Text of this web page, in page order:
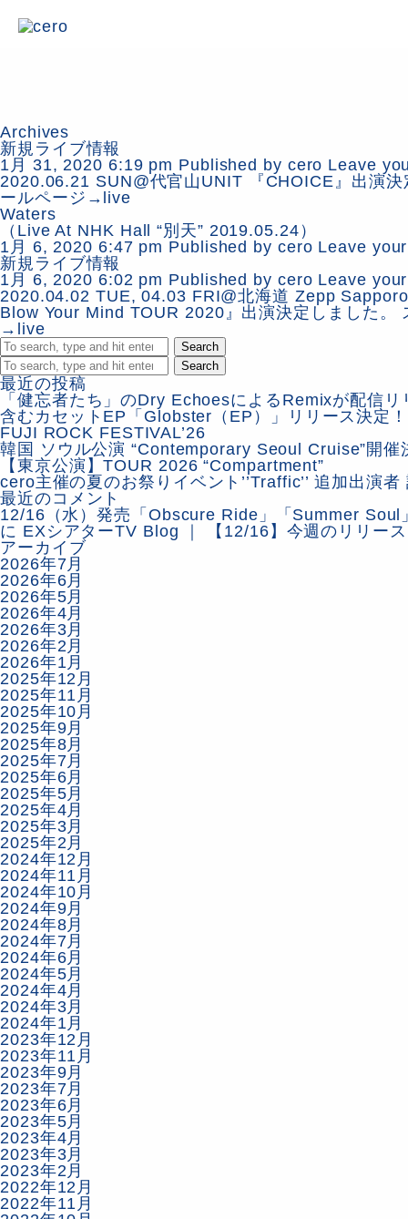
Archives
新規ライブ情報
1月 31, 2020 6:19 pm Published by cero Leave
2020.06.21 SUN@代官山UNIT 『CHOICE』出演
ールページ→live
Waters
（Live At NHK Hall “別天” 2019.05.24）
1月 6, 2020 6:47 pm Published by cero Leave
新規ライブ情報
1月 6, 2020 6:02 pm Published by cero Leave
2020.04.02 TUE, 04.03 FRI@北海道 Zepp
Blow Your Mind TOUR 2020』出演決定しました。
→live
Search
Search
最近の投稿
「健忘者たち」のDry EchoesによるRemixが配信
含むカセットEP「Globster（EP）」リリース決定！
FUJI ROCK FESTIVAL’26
韓国 ソウル公演 “Contemporary Seoul Cruise”開催
【東京公演】TOUR 2026 “Compartment”
cero主催の夏のお祭りイベント’’Traffic’’ 追加出演
最近のコメント
12/16（水）発売「Obscure Ride」「Summer Soul
に EXシアターTV Blog ｜ 【12/16】今週のリリース
アーカイブ
2026年7月
2026年6月
2026年5月
2026年4月
2026年3月
2026年2月
2026年1月
2025年12月
2025年11月
2025年10月
2025年9月
2025年8月
2025年7月
2025年6月
2025年5月
2025年4月
2025年3月
2025年2月
2024年12月
2024年11月
2024年10月
2024年9月
2024年8月
2024年7月
2024年6月
2024年5月
2024年4月
2024年3月
2024年1月
2023年12月
2023年11月
2023年9月
2023年7月
2023年6月
2023年5月
2023年4月
2023年3月
2023年2月
2022年12月
2022年11月